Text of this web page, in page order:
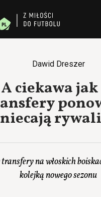
Dawid Dreszer
ciekawa
na włoskich
kolejką nowego sezonu